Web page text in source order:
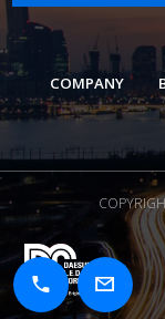
COMPANY